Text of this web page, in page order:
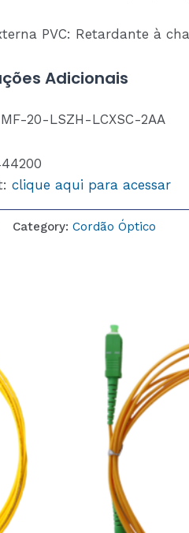
PVC: Retardante à
Adicionais
20-LSZH-LCXSC-2AA
clique aqui para acessar
Category: Cordão Óptico